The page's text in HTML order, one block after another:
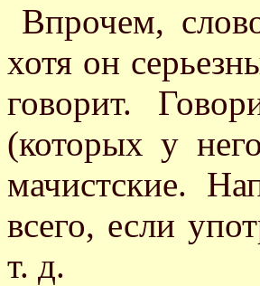
Впрочем,
хотя он
говорит.
(которых у
мачистские.
всего, если
т. д.